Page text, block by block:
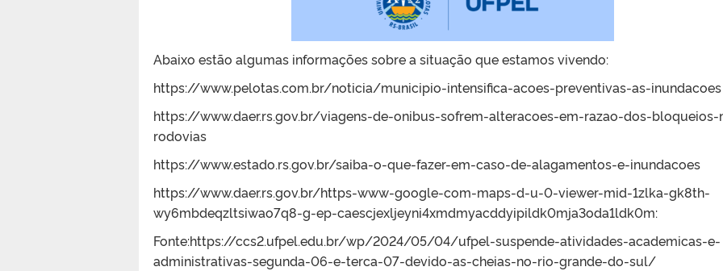
Abaixo estão algumas informações sobre a situação que estamos vivendo:
https://www.pelotas.com.br/noticia/municipio-intensifica-acoes-preventivas-as-inundacoes
https://www.daer.rs.gov.br/viagens-de-onibus-sofrem-alteracoes-em-razao-dos-bloqueios-
rodovias
https://www.estado.rs.gov.br/saiba-o-que-fazer-em-caso-de-alagamentos-e-inundacoes
https://www.daer.rs.gov.br/https-www-google-com-maps-d-u-0-viewer-mid-1zlka-gk8th-
wy6mbdeqzltsiwao7q8-g-ep-caescjexljeyni4xmdmyacddyipildk0mja3oda1ldk0m:
Fonte:https://ccs2.ufpel.edu.br/wp/2024/05/04/ufpel-suspende-atividades-academicas-e-
administrativas-segunda-06-e-terca-07-devido-as-cheias-no-rio-grande-do-sul/